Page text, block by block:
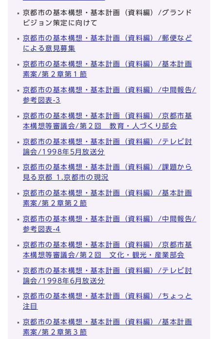
京都市の基本構想・基本計画（資料編）/グランド
ビジョン策定に向けて
京都市の基本構想・基本計画（資料編）/郵便など
による意見募集
京都市の基本構想・基本計画（資料編）/基本計画
素案/第２章第１節
京都市の基本構想・基本計画（資料編）/中間報告/
参考図表-3
京都市の基本構想・基本計画（資料編）/京都市基
本構想等審議会/第２回 教育・人づくり部会
京都市の基本構想・基本計画（資料編）/テレビ討
論会/1998年5月放送分
京都市の基本構想・基本計画（資料編）/課題から
見る京都 1.京都市の現況
京都市の基本構想・基本計画（資料編）/基本計画
素案/第２章第２節
京都市の基本構想・基本計画（資料編）/中間報告/
参考図表-4
京都市の基本構想・基本計画（資料編）/京都市基
本構想等審議会/第２回 文化・観光・産業部会
京都市の基本構想・基本計画（資料編）/テレビ討
論会/1998年6月放送分
京都市の基本構想・基本計画（資料編）/ちょっと
注目
京都市の基本構想・基本計画（資料編）/基本計画
素案/第２章第３節